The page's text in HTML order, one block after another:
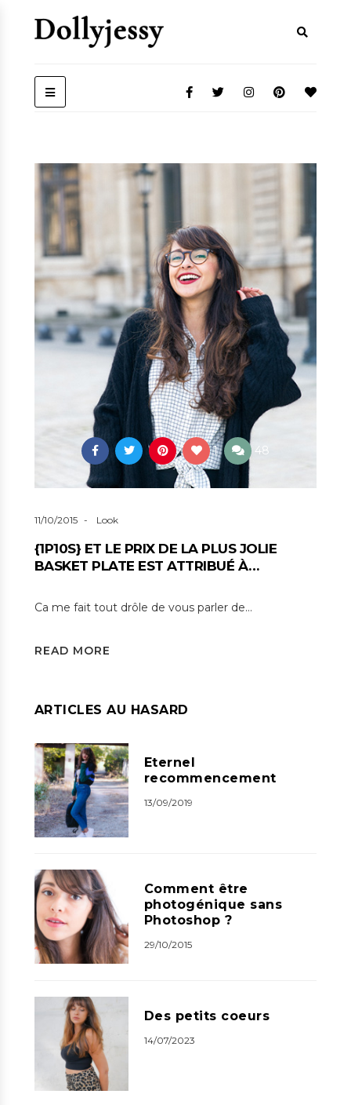
1 48
11/10/2015 Look
{1P10S} ET LE PRIX DE LA PLUS JOLIE
BASKET PLATE EST ATTRIBUÉ À…
Ca me fait tout drôle de vous parler de…
READ MORE
ARTICLES AU HASARD
Eternel
recommencement
13/09/2019
Comment être
photogénique sans
Photoshop ?
29/10/2015
Des petits coeurs
14/07/2023